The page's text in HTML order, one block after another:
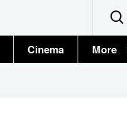
Cinema More